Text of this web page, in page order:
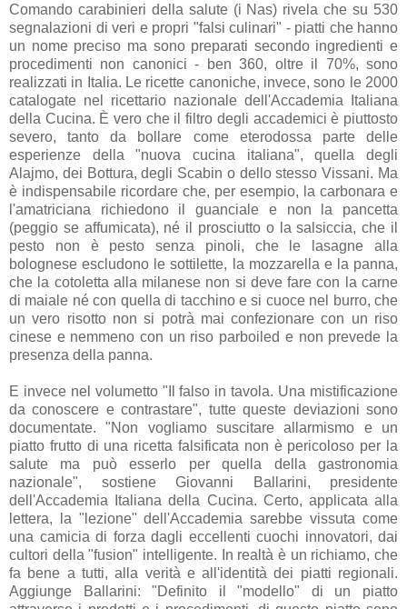
Comando carabinieri della salute (i Nas) rivela che su 530
segnalazioni di veri e propri "falsi culinari" - piatti che hanno
un nome preciso ma sono preparati secondo ingredienti e
procedimenti non canonici - ben 360, oltre il 70%, sono
realizzati in Italia. Le ricette canoniche, invece, sono le 2000
catalogate nel ricettario nazionale dell'Accademia Italiana
della Cucina. È vero che il filtro degli accademici è piuttosto
severo, tanto da bollare come eterodossa parte delle
esperienze della "nuova cucina italiana", quella degli
Alajmo, dei Bottura, degli Scabin o dello stesso Vissani. Ma
è indispensabile ricordare che, per esempio, la carbonara e
l'amatriciana richiedono il guanciale e non la pancetta
(peggio se affumicata), né il prosciutto o la salsiccia, che il
pesto non è pesto senza pinoli, che le lasagne alla
bolognese escludono le sottilette, la mozzarella e la panna,
che la cotoletta alla milanese non si deve fare con la carne
di maiale né con quella di tacchino e si cuoce nel burro, che
un vero risotto non si potrà mai confezionare con un riso
cinese e nemmeno con un riso parboiled e non prevede la
presenza della panna.
E invece nel volumetto "Il falso in tavola. Una mistificazione
da conoscere e contrastare", tutte queste deviazioni sono
documentate. "Non vogliamo suscitare allarmismo e un
piatto frutto di una ricetta falsificata non è pericoloso per la
salute ma può esserlo per quella della gastronomia
nazionale", sostiene Giovanni Ballarini, presidente
dell'Accademia Italiana della Cucina. Certo, applicata alla
lettera, la "lezione" dell'Accademia sarebbe vissuta come
una camicia di forza dagli eccellenti cuochi innovatori, dai
cultori della "fusion" intelligente. In realtà è un richiamo, che
fa bene a tutti, alla verità e all'identità dei piatti regionali.
Aggiunge Ballarini: "Definito il "modello" di un piatto